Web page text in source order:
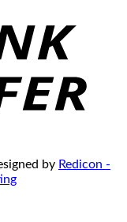
by Redicon -